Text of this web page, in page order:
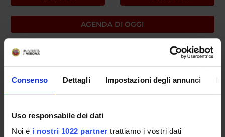
Consenso Dettagli Impostazioni degli annunci
Uso responsabile dei dati
Noi e i nostri 1022 partner trattiamo i vostri dati
AGENDA DI OGGI